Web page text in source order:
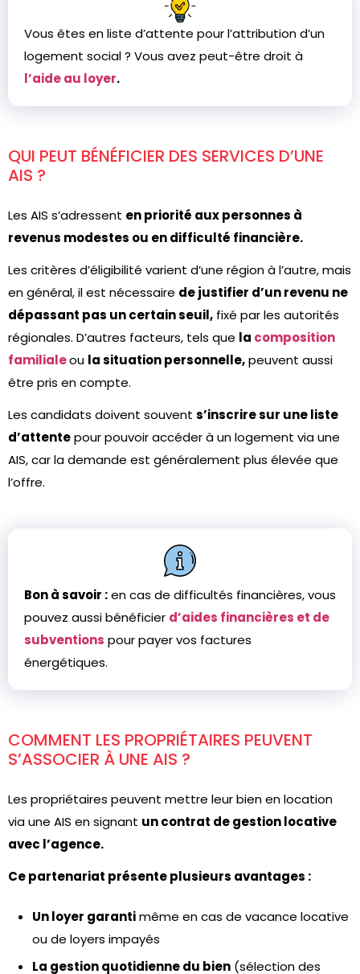
Vous êtes en liste d’attente pour l’attribution d’un
logement social ? Vous avez peut-être droit à
l’aide au loyer.
QUI PEUT BÉNÉFICIER DES SERVICES D’UNE
AIS ?
Les AIS s’adressent en priorité aux personnes à
revenus modestes ou en difficulté financière.
Les critères d’éligibilité varient d’une région à l’autre, mais
en général, il est nécessaire de justifier d’un revenu ne
dépassant pas un certain seuil, fixé par les autorités
régionales. D’autres facteurs, tels que la composition
familialeou la situation personnelle,peuvent aussi
être pris en compte.
Les candidats doivent souvent s’inscrire sur une liste
d’attentepour pouvoir accéder à un logement via une
AIS, car la demande est généralement plus élevée que
l’offre.
Bon à savoir :en cas de difficultés financières, vous
pouvez aussi bénéficier d’aides financières et de
subventions pour payer vos factures
énergétiques.
COMMENT LES PROPRIÉTAIRES PEUVENT
S’ASSOCIER À UNE AIS ?
Les propriétaires peuvent mettre leur bien en location
via une AIS en signant un contrat de gestion locative
avec l’agence.
Ce partenariat présente plusieurs avantages :
Un loyer garantimême en cas de vacance locative
ou de loyers impayés
La gestion quotidienne du bien (sélection des